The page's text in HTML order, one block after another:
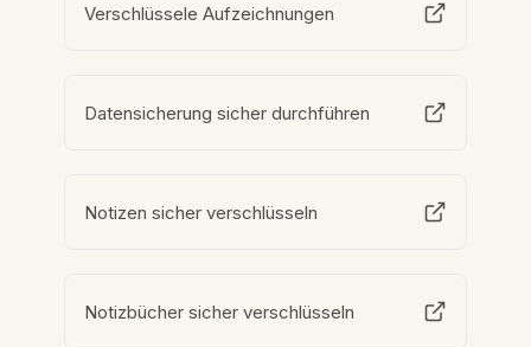
Verschlüssele Aufzeichnungen
Datensicherung sicher durchführen
Notizen sicher verschlüsseln
Notizbücher sicher verschlüsseln